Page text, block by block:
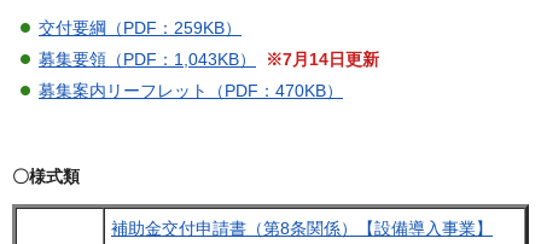
交付要綱（PDF：259KB）
募集要領（PDF：1,043KB）
※7月14日更新
募集案内リーフレット（PDF：470KB）
〇様式類
補助金交付申請書（第8条関係）【設備導入事業】